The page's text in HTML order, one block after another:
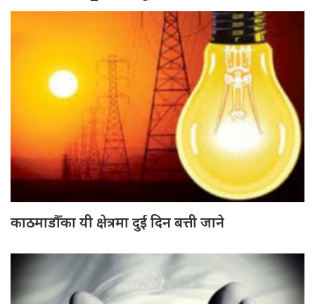
काठमाडौँका यी क्षेत्रमा दुई दिन बत्ती जाने